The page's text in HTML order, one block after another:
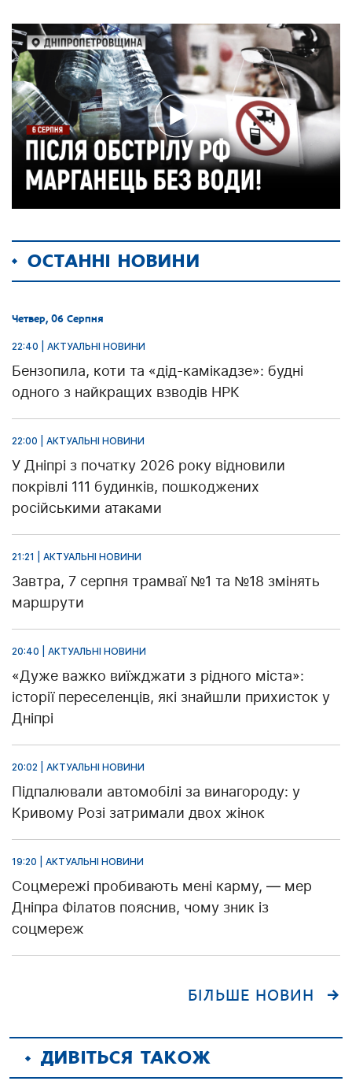
ОСТАННІ НОВИНИ
Четвер, 06 Серпня
22:40 | АКТУАЛЬНІ НОВИНИ
Бензопила, коти та «дід-камікадзе»: будні
одного з найкращих взводів НРК
22:00 | АКТУАЛЬНІ НОВИНИ
У Дніпрі з початку 2026 року відновили
покрівлі 111 будинків, пошкоджених
російськими атаками
21:21 | АКТУАЛЬНІ НОВИНИ
Завтра, 7 серпня трамваї №1 та №18 змінять
маршрути
20:40 | АКТУАЛЬНІ НОВИНИ
«Дуже важко виїжджати з рідного міста»:
історії переселенців, які знайшли прихисток у
Дніпрі
20:02 | АКТУАЛЬНІ НОВИНИ
Підпалювали автомобілі за винагороду: у
Кривому Розі затримали двох жінок
19:20 | АКТУАЛЬНІ НОВИНИ
Соцмережі пробивають мені карму, — мер
Дніпра Філатов пояснив, чому зник із
соцмереж
БІЛЬШЕ НОВИН
ДИВІТЬСЯ ТАКОЖ